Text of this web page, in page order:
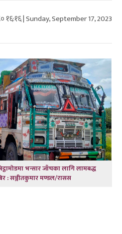
१६:१६ | Sunday, September 17, 2023
भन्सार जाँचका लागि लामबद्ध
: सञ्जीतकुमार मण्डल/रासस